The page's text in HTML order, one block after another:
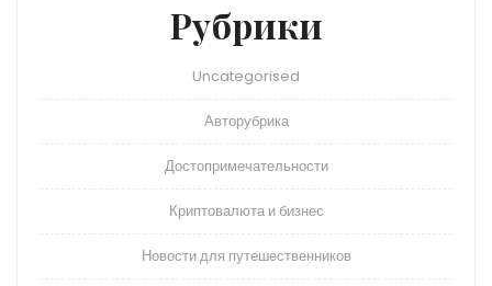
Рубрики
Uncategorised
Авторубрика
Достопримечательности
Криптовалюта и бизнес
Новости для путешественников